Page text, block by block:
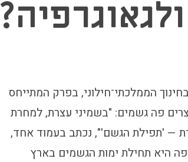
הממלכתי־חילוני, בפרק המתייחס
פה גשמים: "בשמיני עצרת, למחרת
— 'תפילת הגשם'", נכתב בעמוד אחד,
היא תחילת ימות הגשמים בארץ